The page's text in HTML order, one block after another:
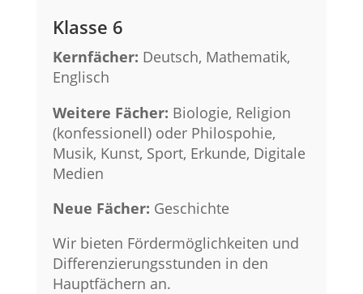
Klasse 6
Kernfächer: Deutsch, Mathematik,
Englisch
Weitere Fächer: Biologie, Religion
(konfessionell) oder Philospohie,
Musik, Kunst, Sport, Erkunde, Digitale
Medien
Neue Fächer: Geschichte
Wir bieten Fördermöglichkeiten und
Differenzierungsstunden in den
Hauptfächern an.